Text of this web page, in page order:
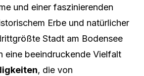
und einer faszinierenden
Erbe und natürlicher
Stadt am Bodensee
eine beeindruckende Vielfalt
, die von